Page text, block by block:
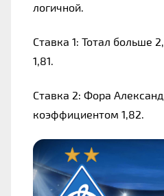
логичной.
Ставка 1: Тотал больше
1,81.
Ставка 2: Фора
коэффициентом 1,82.